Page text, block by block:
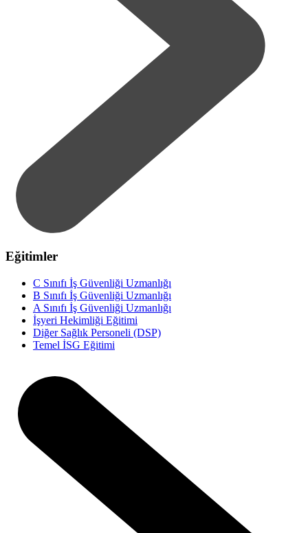
Eğitimler
C Sınıfı İş Güvenliği Uzmanlığı
B Sınıfı İş Güvenliği Uzmanlığı
A Sınıfı İş Güvenliği Uzmanlığı
İşyeri Hekimliği Eğitimi
Diğer Sağlık Personeli (DSP)
Temel İSG Eğitimi